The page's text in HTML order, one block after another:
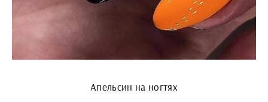
Апельсин на ногтях